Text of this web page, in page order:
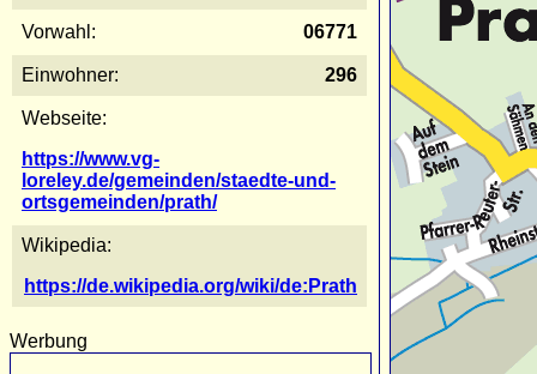
Vorwahl: 06771
Einwohner: 296
Webseite:
https://www.vg-
loreley.de/gemeinden/staedte-und-
ortsgemeinden/prath/
Wikipedia:
https://de.wikipedia.org/wiki/de:Prath
Werbung